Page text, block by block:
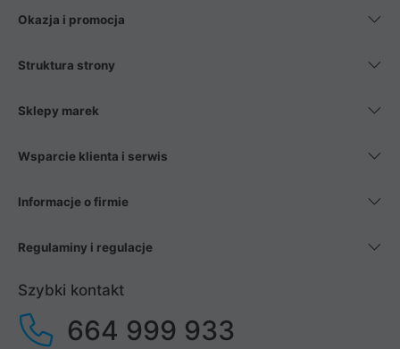
Okazja i promocja
Struktura strony
Sklepy marek
Wsparcie klienta i serwis
Informacje o firmie
Regulaminy i regulacje
Szybki kontakt
664 999 933